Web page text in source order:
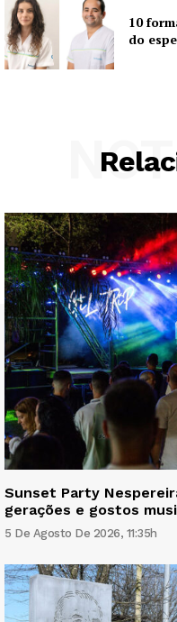
10
do
Sunset Party
gerações e gostos
5 De Agosto De 2026, 11:35h